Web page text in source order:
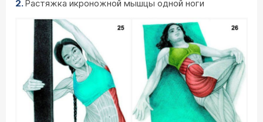
Растяжка икроножной мышцы одной ноги